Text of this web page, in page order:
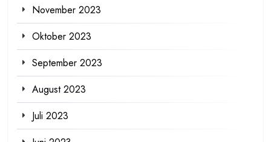
November 2023
Oktober 2023
September 2023
August 2023
Juli 2023